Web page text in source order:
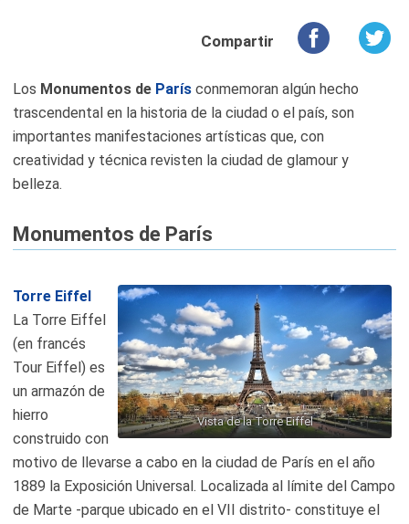
Compartir
Los Monumentos de París conmemoran algún hecho
trascendental en la historia de la ciudad o el país, son
importantes manifestaciones artísticas que, con
creatividad y técnica revisten la ciudad de glamour y
belleza.
Monumentos de París
Vista de la Torre Eiffel
Torre Eiffel
La Torre Eiffel
(en francés
Tour Eiffel) es
un armazón de
hierro
construido con
motivo de llevarse a cabo en la ciudad de París en el año
1889 la Exposición Universal. Localizada al límite del Campo
de Marte -parque ubicado en el VII distrito- constituye el